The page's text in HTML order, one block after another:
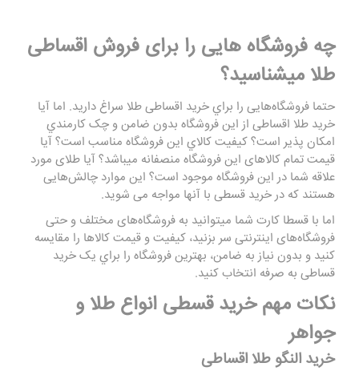
چه فروشگاه هایی را برای فروش اقساطی
طلا میشناسید؟
حتما فروشگاه‌هايی را براي خريد اقساطی طلا سراغ داريد. اما آيا
خريد طلا اقساطی از اين فروشگاه‌ بدون ضامن و چک كارمندي
امكان پذير است؟ كيفيت كالاي اين فروشگاه‌ مناسب است؟ آيا
قيمت تمام كالاهای اين فروشگاه منصفانه میباشد؟ آيا طلای مورد
علاقه شما در اين فروشگاه موجود است؟ اين موارد چالش‌هايی
هستند كه در خريد قسطی با آنها مواجه می شوید.
اما با قسطا كارت شما ميتوانيد به فروشگاه‌های مختلف و حتی
فروشگاه‌های اينترنتی سر بزنيد، كيفيت و قيمت كالاها را مقايسه
كنيد و بدون نياز به ضامن، بهترين فروشگاه را براي يک خريد
قساطی به صرفه انتخاب كنيد.
نکات مهم خرید قسطی انواع طلا و
جواهر
خرید النگو طلا اقساطی